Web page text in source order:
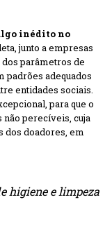
inédito no
junto a empresas
parâmetros de
padrões adequados
entidades sociais.
para que o
perecíveis, cuja
dos doadores, em
higiene e limpeza